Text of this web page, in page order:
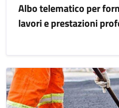
Albo telematico per
lavori e prestazioni